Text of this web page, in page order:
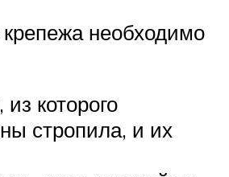
необходимо
которого
стропила, и их